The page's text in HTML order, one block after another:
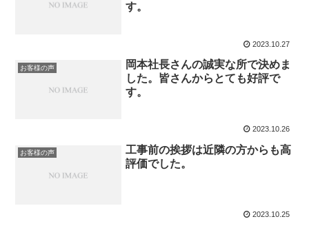
す。
2023.10.27
お客様の声
岡本社長さんの誠実な所で決めま
した。皆さんからとても好評で
す。
2023.10.26
お客様の声
工事前の挨拶は近隣の方からも高
評価でした。
2023.10.25